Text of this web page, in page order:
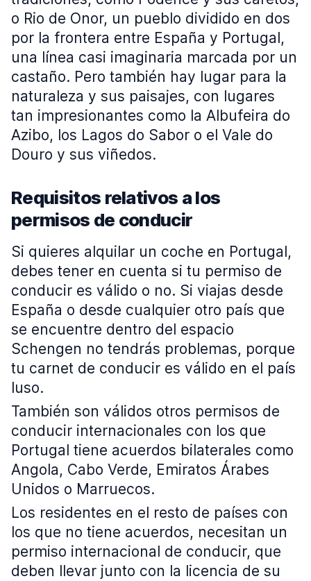
o Rio de Onor, un pueblo dividido en dos
por la frontera entre España y Portugal,
una línea casi imaginaria marcada por un
castaño. Pero también hay lugar para la
naturaleza y sus paisajes, con lugares
tan impresionantes como la Albufeira do
Azibo, los Lagos do Sabor o el Vale do
Douro y sus viñedos.
Requisitos relativos a los
permisos de conducir
Si quieres alquilar un coche en Portugal,
debes tener en cuenta si tu permiso de
conducir es válido o no. Si viajas desde
España o desde cualquier otro país que
se encuentre dentro del espacio
Schengen no tendrás problemas, porque
tu carnet de conducir es válido en el país
luso.
También son válidos otros permisos de
conducir internacionales con los que
Portugal tiene acuerdos bilaterales como
Angola, Cabo Verde, Emiratos Árabes
Unidos o Marruecos.
Los residentes en el resto de países con
los que no tiene acuerdos, necesitan un
permiso internacional de conducir, que
deben llevar junto con la licencia de su